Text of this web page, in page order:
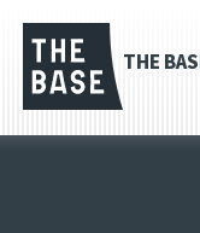
THE